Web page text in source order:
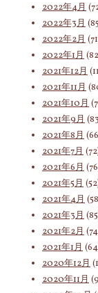
2022年4月
2022年3月
2022年2月
2022年1月
2021年12月
2021年11月
2021年10月
2021年9月
2021年8月
2021年7月
2021年6月
2021年5月
2021年4月
2021年3月
2021年2月
2021年1月
2020年12月
2020年11月